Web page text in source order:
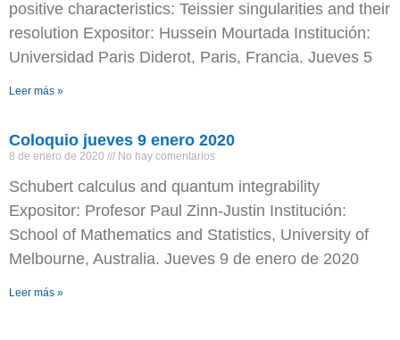
positive characteristics: Teissier singularities and their
resolution Expositor: Hussein Mourtada Institución:
Universidad Paris Diderot, Paris, Francia. Jueves 5
Leer más »
Coloquio jueves 9 enero 2020
8 de enero de 2020 No hay comentarios
Schubert calculus and quantum integrability
Expositor: Profesor Paul Zinn-Justin Institución:
School of Mathematics and Statistics, University of
Melbourne, Australia. Jueves 9 de enero de 2020
Leer más »